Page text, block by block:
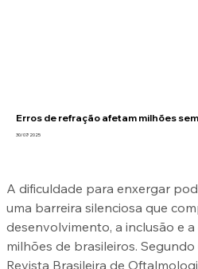
Erros de refração afetam milhões
30/07/2025
A dificuldade para enxergar
uma barreira silenciosa que
desenvolvimento, a inclusão e
milhões de brasileiros.
Revista Brasileira de